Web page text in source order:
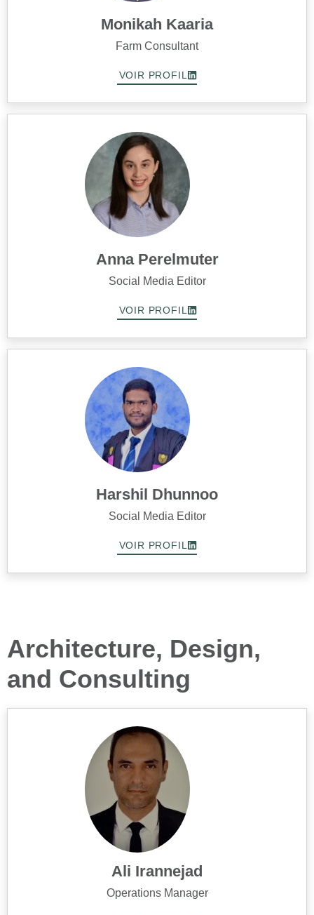
Monikah Kaaria
Farm Consultant
VOIR PROFIL
Anna Perelmuter
Social Media Editor
VOIR PROFIL
Harshil Dhunnoo
Social Media Editor
VOIR PROFIL
Architecture, Design,
and Consulting
Ali Irannejad
Operations Manager